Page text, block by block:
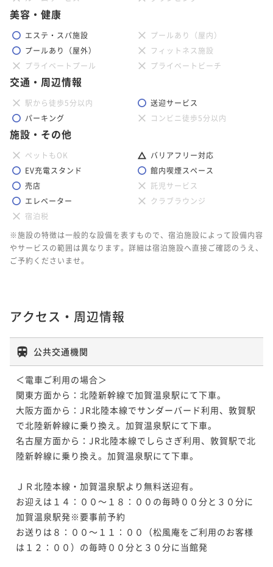
美容・健康
エステ・スパ施設
プールあり（屋内）
プールあり（屋外）
フィットネス施設
プライベートプール
プライベートビーチ
交通・周辺情報
駅から徒歩5分以内
送迎サービス
パーキング
コンビニ徒歩5分以内
施設・その他
ペットもOK
バリアフリー対応
EV充電スタンド
館内喫煙スペース
売店
託児サービス
エレベーター
クラブラウンジ
宿泊税
※施設の特徴は一般的な設備を表すもので、宿泊施設によって設備内容
やサービスの範囲は異なります。詳細は宿泊施設へ直接ご確認のうえ、
ご予約くださいませ。
アクセス・周辺情報
公共交通機関
＜電車ご利用の場合＞
関東方面から：北陸新幹線で加賀温泉駅にて下車。
大阪方面から：JR北陸本線でサンダーバード利用、敦賀駅
で北陸新幹線に乗り換え。加賀温泉駅にて下車。
名古屋方面から：JR北陸本線でしらさぎ利用、敦賀駅で北
陸新幹線に乗り換え。加賀温泉駅にて下車。
ＪＲ北陸本線・加賀温泉駅より無料送迎有。
お迎えは１４：００～１８：００の毎時００分と３０分に
加賀温泉駅発※要事前予約
お送りは８：００～１１：００（松風庵をご利用のお客様
は１２：００）の毎時００分と３０分に当館発